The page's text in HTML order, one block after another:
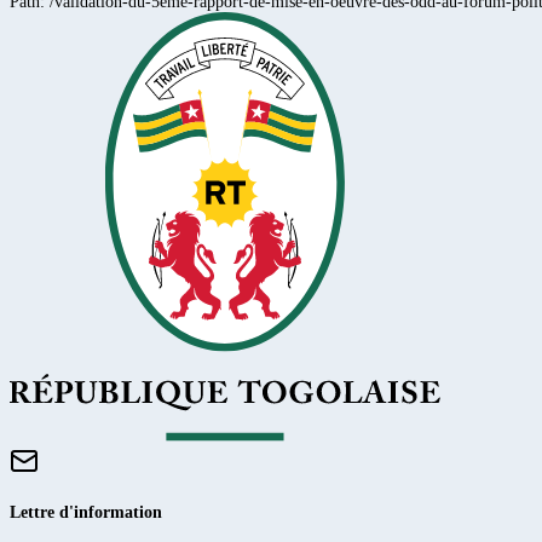
Lettre d'information